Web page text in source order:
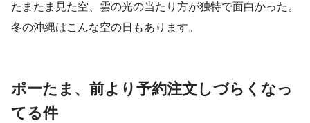
たまたま見た空、雲の光の当たり方が独特で面白かった。
冬の沖縄はこんな空の日もあります。
ポーたま、前より予約注文しづらくなっ
てる件